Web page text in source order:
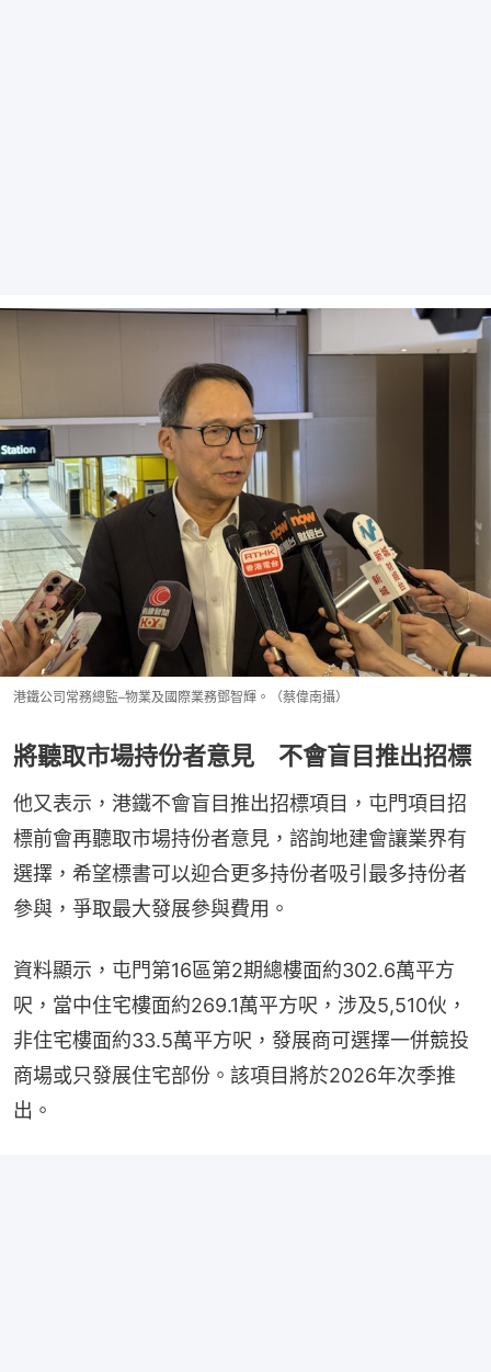
港鐵公司常務總監–物業及國際業務鄧智輝。（蔡偉南攝）
將聽取市場持份者意見 不會盲目推出招標
他又表示，港鐵不會盲目推出招標項目，屯門項目招
標前會再聽取市場持份者意見，諮詢地建會讓業界有
選擇，希望標書可以迎合更多持份者吸引最多持份者
參與，爭取最大發展參與費用。
資料顯示，屯門第16區第2期總樓面約302.6萬平方
呎，當中住宅樓面約269.1萬平方呎，涉及5,510伙，
非住宅樓面約33.5萬平方呎，發展商可選擇一併競投
商場或只發展住宅部份。該項目將於2026年次季推
出。